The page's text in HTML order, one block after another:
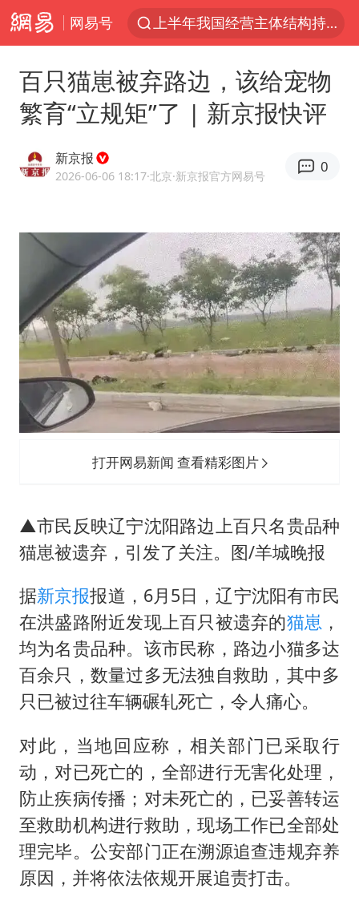
网易号
上半年我国经营主体结构持续优化
《披荆斩棘2026》阵容官宣
王艺迪无缘横滨赛决赛
王艺迪2-4不敌张本美和止步4强
以军士兵把枪口对准中国记者
上门女婿出轨女邻居多年被判重婚罪
韩军前线部队连曝丑闻
《龙餐馆》 冲奖
百只猫崽被弃路边，该给宠物
繁育“立规矩”了 | 新京报快评
新京报
2026-06-06 18:17·北京·新京报官方网易号
0
打开网易新闻 查看精彩图片
▲市民反映辽宁沈阳路边上百只名贵品种
猫崽被遗弃，引发了关注。图/羊城晚报
据新京报报道，6月5日，辽宁沈阳有市民
在洪盛路附近发现上百只被遗弃的猫崽 ，
均为名贵品种。该市民称，路边小猫多达
百余只，数量过多无法独自救助，其中多
只已被过往车辆碾轧死亡，令人痛心。
对此，当地回应称，相关部门已采取行
动，对已死亡的，全部进行无害化处理，
防止疾病传播；对未死亡的，已妥善转运
至救助机构进行救助，现场工作已全部处
理完毕。公安部门正在溯源追查违规弃养
原因，并将依法依规开展追责打击。